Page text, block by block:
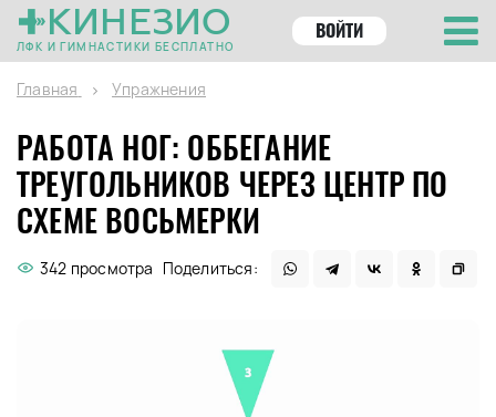
КИНЕЗИО
ЛФК И ГИМНАСТИКИ БЕСПЛАТНО
ВОЙТИ
Главная Упражнения
РАБОТА НОГ: ОББЕГАНИЕ
ТРЕУГОЛЬНИКОВ ЧЕРЕЗ ЦЕНТР ПО
СХЕМЕ ВОСЬМЕРКИ
342 просмотра Поделиться: